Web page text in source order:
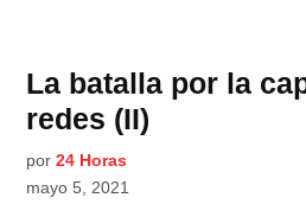
La batalla por la
redes (II)
por 24 Horas
mayo 5, 2021